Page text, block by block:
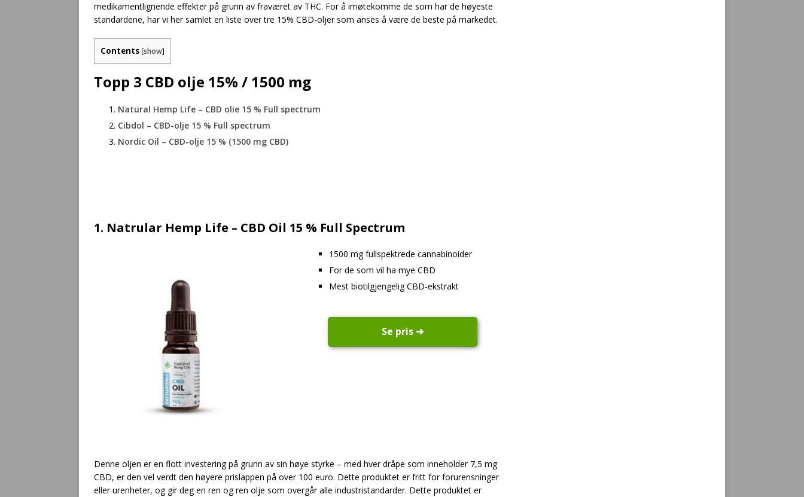
medikamentlignende effekter på grunn av fraværet av THC. For å imøtekomme de som har de høyeste
standardene, har vi her samlet en liste over tre 15% CBD-oljer som anses å være de beste på markedet.
Contents [show]
Topp 3 CBD olje 15% / 1500 mg
Natural Hemp Life – CBD olie 15 % Full spectrum
Cibdol – CBD-olje 15 % Full spectrum
Nordic Oil – CBD-olje 15 % (1500 mg CBD)
1. Natrular Hemp Life – CBD Oil 15 % Full Spectrum
1500 mg fullspektrede cannabinoider
For de som vil ha mye CBD
Mest biotilgjengelig CBD-ekstrakt
Se pris ➔
Denne oljen er en flott investering på grunn av sin høye styrke – med hver dråpe som inneholder 7,5 mg
CBD, er den vel verdt den høyere prislappen på over 100 euro. Dette produktet er fritt for forurensninger
eller urenheter, og gir deg en ren og ren olje som overgår alle industristandarder. Dette produktet er